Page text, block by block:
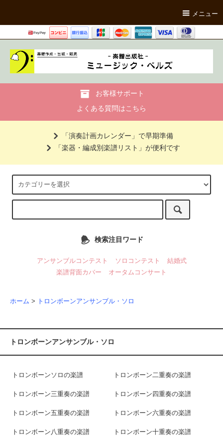
メニュー
お客様サポート
よくある質問はこちら
「演奏計画カレンダー」で早期準備
「楽器・編成別楽譜リスト」が便利です
検索注目ワード
アンサンブルコンテスト ソロコンテスト
結婚式
楽譜背面カバー
オータムコンサート
ホーム > トロンボーンアンサンブル・ソロ
トロンボーンアンサンブル・ソロ
トロンボーンソロの楽譜 トロンボーン二重奏の楽譜
トロンボーン三重奏の楽譜 トロンボーン四重奏の楽譜
トロンボーン五重奏の楽譜 トロンボーン六重奏の楽譜
トロンボーン八重奏の楽譜 トロンボーン十重奏の楽譜